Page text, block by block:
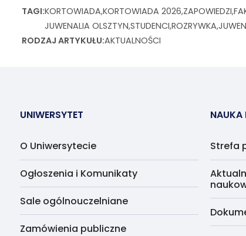
TAGI KORTOWIADAKORTOWIADA 2026ZAPOWIEDZI
JUWENALIA OLSZTYNSTUDENCIROZRYWKA
RODZAJ ARTYKUŁU AKTUALNOŚCI
UNIWERSYTET
O Uniwersytecie
Ogłoszenia i Komunikaty
Sale ogólnouczelniane
Zamówienia publiczne
NAUKA
Strefa